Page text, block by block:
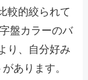
較的絞られて
盤カラーのバ
り、自分好み
あります。